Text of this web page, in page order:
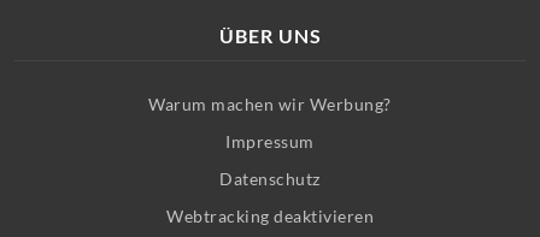
ÜBER UNS
Warum machen wir Werbung?
Impressum
Datenschutz
Webtracking deaktivieren